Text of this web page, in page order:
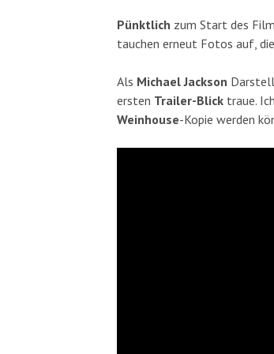
Pünktlich zum Start des
tauchen erneut Fotos auf,
Als Michael Jackson
ersten Trailer-Blick traue.
Weinhouse-Kopie werden